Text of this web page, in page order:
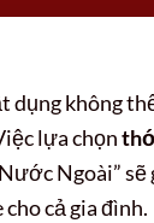
dụng không
lựa chọn
Ngoài”
cả gia đình.